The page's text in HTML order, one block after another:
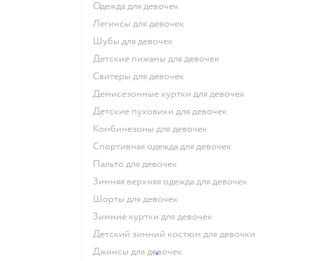
Одежда для девочек
Легинсы для девочек
Шубы для девочек
Детские пижамы для девочек
Свитеры для девочек
Демисезонные куртки для девочек
Детские пуховики для девочек
Комбинезоны для девочек
Спортивная одежда для девочек
Пальто для девочек
Зимняя верхняя одежда для девочек
Шорты для девочек
Зимние куртки для девочек
Детский зимний костюм для девочки
Джинсы для девочек